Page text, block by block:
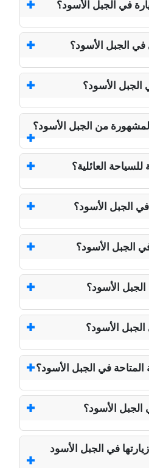
في الجبل الأسود؟
الجبل الأسود؟
الأسود؟
المشهورة من الجبل الأسود؟
العائلية؟
الجبل الأسود؟
الجبل الأسود؟
الأسود؟
الأسود؟
في الجبل الأسود؟
الجبل الأسود؟
في الجبل الأسود